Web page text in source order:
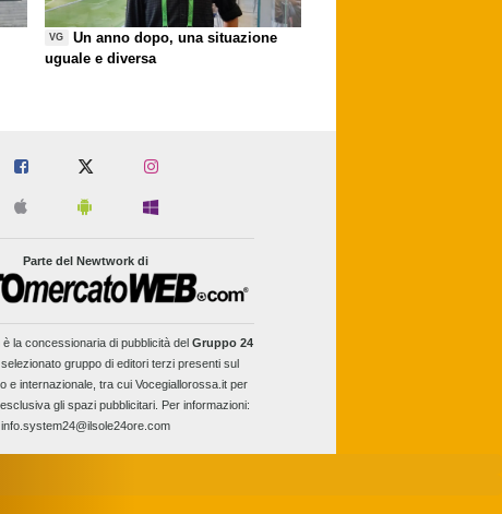
VG
Un anno dopo, una situazione
uguale e diversa
Parte del Newtwork di
è la concessionaria di pubblicità del Gruppo 24
gruppo di editori terzi presenti sul
e internazionale, tra cui Vocegiallorossa.it per
gli spazi pubblicitari. Per informazioni:
info.system24@ilsole24ore.com